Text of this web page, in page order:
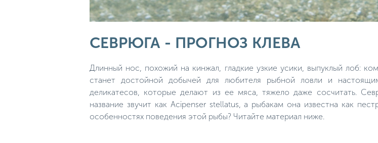
СЕВРЮГА - ПРОГНОЗ КЛЕВА
Длинный нос, похожий на кинжал, гладкие узкие усики, выпуклый лоб:
станет достойной добычей для любителя рыбной ловли и
деликатесов, которые делают из ее мяса, тяжело даже сосчитать.
название звучит как Acipenser stellatus, а рыбакам она известна как
особенностях поведения этой рыбы? Читайте материал ниже.